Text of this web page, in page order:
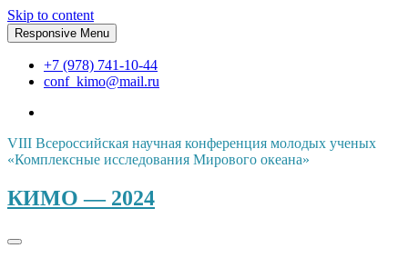
Skip to content
Responsive Menu
+7 (978) 741-10-44
conf_kimo@mail.ru
VIII Всероссийская научная конференция молодых ученых
«Комплексные исследования Мирового океана»
КИМО — 2024